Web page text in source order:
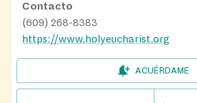
Contacto
(609) 268-8383
https://www.holyeucharist.org
ACUÉRDAME